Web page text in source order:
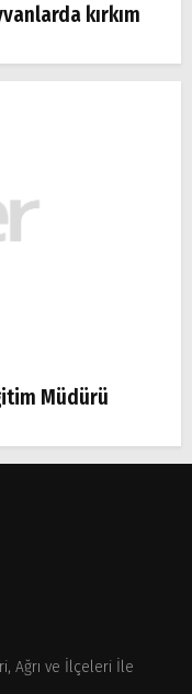
kırkım
Müdürü
Ağrı ve İlçeleri İle